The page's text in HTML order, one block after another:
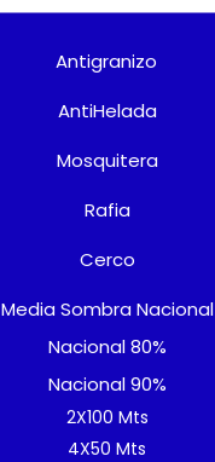
Antigranizo
AntiHelada
Mosquitera
Rafia
Cerco
Media Sombra Nacional
Nacional 80%
Nacional 90%
2X100 Mts
4X50 Mts